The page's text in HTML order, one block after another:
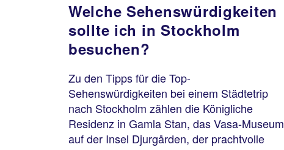
Welche Sehenswürdigkeiten
sollte ich in Stockholm
besuchen?
Zu den Tipps für die Top-
Sehenswürdigkeiten bei einem Städtetrip
nach Stockholm zählen die Königliche
Residenz in Gamla Stan, das Vasa-Museum
auf der Insel Djurgården, der prachtvolle